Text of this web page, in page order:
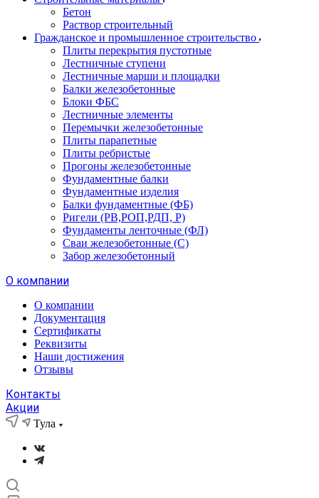
Бетон
Раствор строительный
Гражданское и промышленное строительство
Плиты перекрытия пустотные
Лестничные ступени
Лестничные марши и площадки
Балки железобетонные
Блоки ФБС
Лестничные элементы
Перемычки железобетонные
Плиты парапетные
Плиты ребристые
Прогоны железобетонные
Фундаментные балки
Фундаментные изделия
Балки фундаментные (ФБ)
Ригели (РВ,РОП,РДП, Р)
Фундаменты ленточные (ФЛ)
Сваи железобетонные (С)
Забор железобетонный
О компании
О компании
Документация
Сертификаты
Реквизиты
Наши достижения
Отзывы
Контакты
Акции
Тула